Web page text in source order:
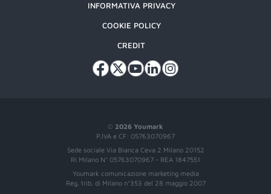
© 2026 Youmark
P.IVA e CF: 05763070967
Sede sociale Via Bianca Ceva 2 Milano 20152
RI Milano N° 05763070967 - REA 1847551
Youmark comunicazione marketing media
Reg. trib. di Milano n°353 del 28 maggio 2007
INFORMATIVA PRIVACY
COOKIE POLICY
CREDIT